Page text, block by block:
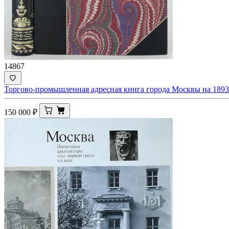
14867
Торгово-промышленная адресная книга города Москвы на
150 000 ₽